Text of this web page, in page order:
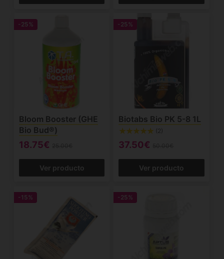
-25%
Bloom Booster (GHE
Bio Bud®)
18.75€
Ver producto
-25%
Biotabs Bio PK 5-8 1L
(2)
37.50€
Ver producto
-15% -25%